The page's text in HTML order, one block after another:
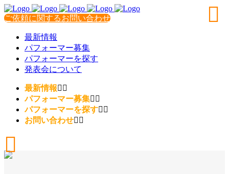
ご依頼に関するお問い合わせ
最新情報
パフォーマー募集
パフォーマーを探す
発表会について
最新情報
パフォーマー募集
パフォーマーを探す
お問い合わせ